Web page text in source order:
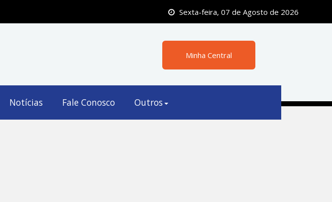
Sexta-feira, 07 de Agosto de 2026
Minha Central
Notícias Fale Conosco Outros